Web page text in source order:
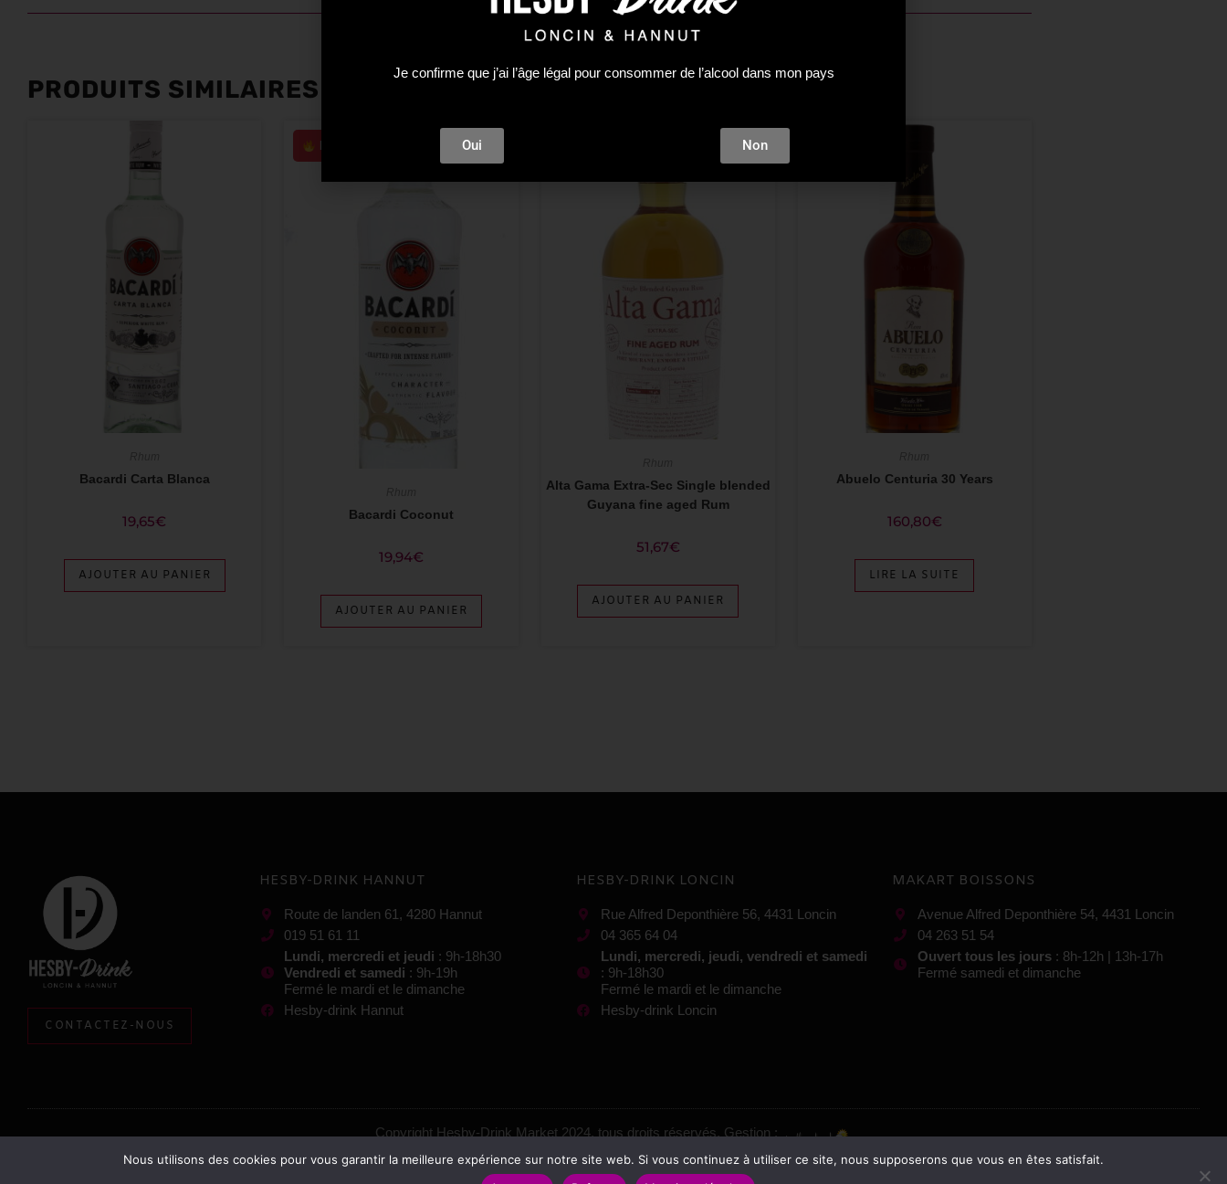
PRODUITS SIMILAIRES
Bacardi Carta Blanca
19,65€
AJOUTER AU PANIER
Bacardi Coconut
19,94€
AJOUTER AU PANIER
Alta Gama Extra-Sec Single blended
Guyana fine aged Rum
51,67€
AJOUTER AU PANIER
Abuelo Centuria 30 Years
160,80€
LIRE LA SUITE
CONTACTEZ-NOUS
HESBY-DRINK HANNUT
Route de landen 61, 4280 Hannut
019 51 61 11
Lundi, mercredi et jeudi : 9h-18h30
Vendredi et samedi : 9h-19h
Fermé le mardi et le dimanche
Hesby-drink Hannut
HESBY-DRINK LONCIN
Rue Alfred Deponthière 56, 4431 Loncin
04 365 64 04
Lundi, mercredi, jeudi, vendredi et samedi
: 9h-18h30
Fermé le mardi et le dimanche
Hesby-drink Loncin
MAKART BOISSONS
Avenue Alfred Deponthière 54, 4431 Loncin
04 263 51 54
Ouvert tous les jours: 8h-12h | 13h-17h
Fermé samedi et dimanche
Copyright Hesby-Drink Market 2024, tous droits réservés. Gestion :
Mentions légales –Conditions générales de vente
Nous utilisons des cookies pour vous garantir la meilleure expérience sur notre site web. Si vous continuez à utiliser ce site, nous supposerons que vous en êtes satisfait.
Je confirme que j’ai l’âge légal pour consommer de l’alcool dans mon pays
Oui Non